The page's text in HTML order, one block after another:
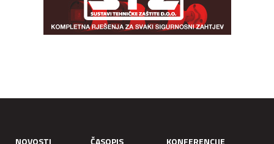
NOVOSTI ČASOPIS KONFERENCIJE